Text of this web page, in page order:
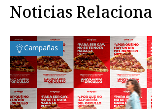
Noticias
Campañas